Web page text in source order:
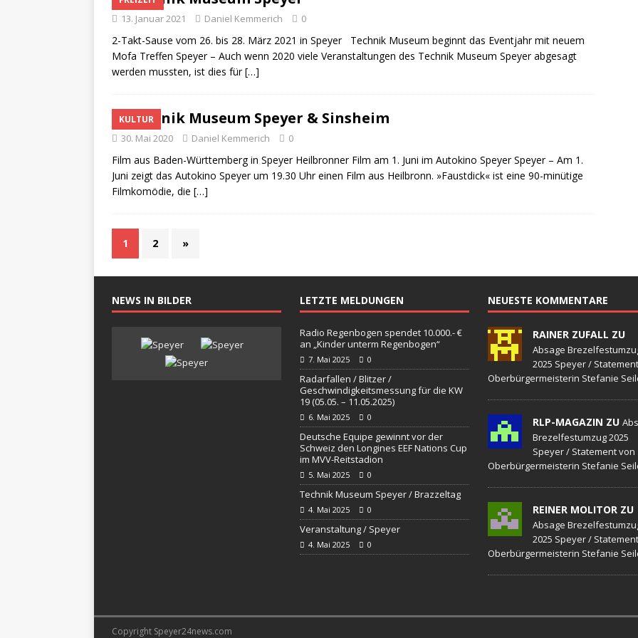
13. Januar 2021 Daniel Kemmerich 0
2-Takt-Sause vom 26. bis 28. März 2021 in Speyer Technik Museum beginnt das Eventjahr mit neuem
Mofa Treffen Speyer – Auch wenn 2020 viele Veranstaltungen des Technik Museum Speyer abgesagt
werden mussten, ist dies für[…]
KULTUR
Technik Museum Speyer & Sinsheim
30. Mai 2020 Daniel Kemmerich 0
Film aus Baden-Württemberg in Speyer Heilbronner Film am 1. Juni im Autokino Speyer Speyer – Am 1.
Juni zeigt das Autokino Speyer um 19.30 Uhr einen Film aus Heilbronn. »Faustdick« ist eine 90-minütige
Filmkomödie, die […]
1 2 »
NEWS IN BILDER LETZTE MELDUNGEN
Radio Regenbogen spendet 10.000.- €
an „Kinder unterm Regenbogen“
7. Mai 2025 0
Radarfallen / Blitzer /
Geschwindigkeitsmessung für die KW
19 (05.05. – 11.05.2025)
6. Mai 2025 0
Deutsche Equipe gewinnt vor der
Schweiz den Longines EEF Nations Cup
im MVV-Reitstadion
5. Mai 2025 0
Technik Museum Speyer / Brazzeltag
4. Mai 2025 0
Veranstaltung / Speyer
4. Mai 2025 0
NEUESTE KOMMENTARE
RAINER ZUFALL ZU
Absage
2025 Speyer /
Oberbürgermeisterin Stefanie
RLP-MAGAZIN ZU
Brezelfestumzug 2025
Speyer / Statement von
Oberbürgermeisterin Stefanie
REINER MOLITOR ZU
Absage
2025 Speyer /
Oberbürgermeisterin Stefanie
Copyright Speyer24news.com